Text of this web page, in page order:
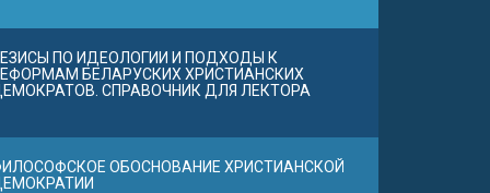
ПО ИДЕОЛОГИИ И ПОДХОДЫ К
БЕЛАРУСКИХ ХРИСТИАНСКИХ
СПРАВОЧНИК ДЛЯ ЛЕКТОРА
ОБОСНОВАНИЕ ХРИСТИАНСКОЙ